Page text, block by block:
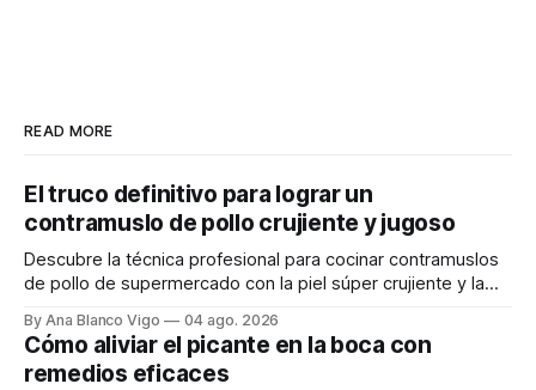
READ MORE
El truco definitivo para lograr un
contramuslo de pollo crujiente y jugoso
Descubre la técnica profesional para cocinar contramuslos
de pollo de supermercado con la piel súper crujiente y la
By Ana Blanco Vigo 04 ago. 2026
Cómo aliviar el picante en la boca con
remedios eficaces